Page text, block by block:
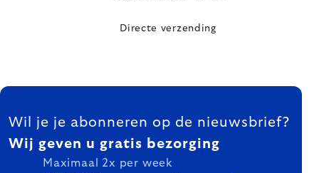
Directe verzending
FOOTER
Wil je je abonneren op de nieuwsbrief?
Wij geven u gratis bezorging
Maximaal 2x per week